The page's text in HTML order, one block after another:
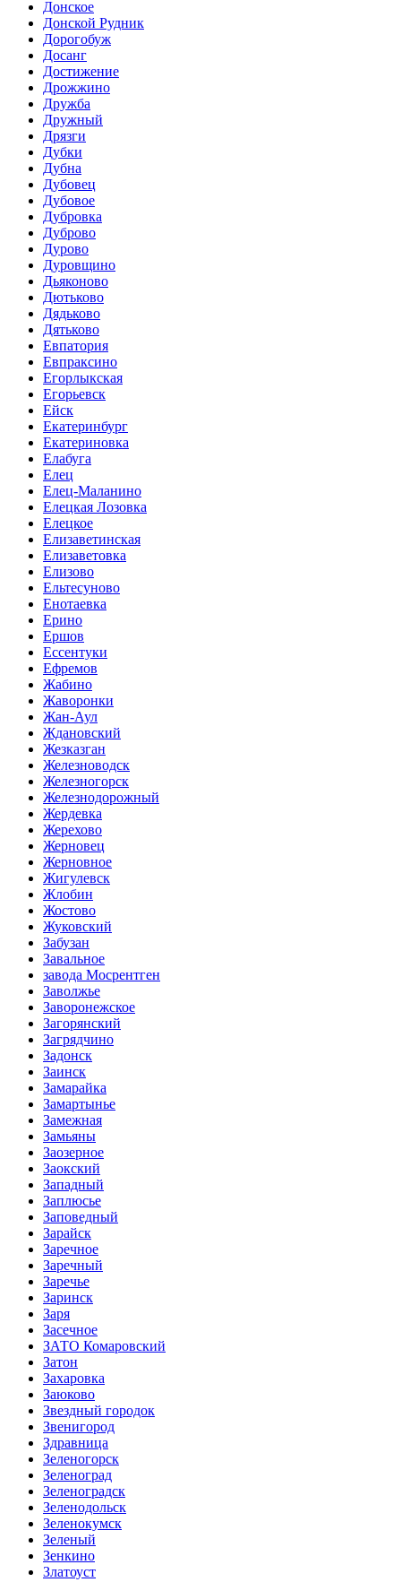
Донское
Донской Рудник
Дорогобуж
Досанг
Достижение
Дрожжино
Дружба
Дружный
Дрязги
Дубки
Дубна
Дубовец
Дубовое
Дубровка
Дуброво
Дурово
Дуровщино
Дьяконово
Дютьково
Дядьково
Дятьково
Евпатория
Евпраксино
Егорлыкская
Егорьевск
Ейск
Екатеринбург
Екатериновка
Елабуга
Елец
Елец-Маланино
Елецкая Лозовка
Елецкое
Елизаветинская
Елизаветовка
Елизово
Ельтесуново
Енотаевка
Ерино
Ершов
Ессентуки
Ефремов
Жабино
Жаворонки
Жан-Аул
Ждановский
Жезказган
Железноводск
Железногорск
Железнодорожный
Жердевка
Жерехово
Жерновец
Жерновное
Жигулевск
Жлобин
Жостово
Жуковский
Забузан
Завальное
завода Мосрентген
Заволжье
Заворонежское
Загорянский
Загрядчино
Задонск
Заинск
Замарайка
Замартынье
Замежная
Замьяны
Заозерное
Заокский
Западный
Заплюсье
Заповедный
Зарайск
Заречное
Заречный
Заречье
Заринск
Заря
Засечное
ЗАТО Комаровский
Затон
Захаровка
Заюково
Звездный городок
Звенигород
Здравница
Зеленогорск
Зеленоград
Зеленоградск
Зеленодольск
Зеленокумск
Зеленый
Зенкино
Златоуст